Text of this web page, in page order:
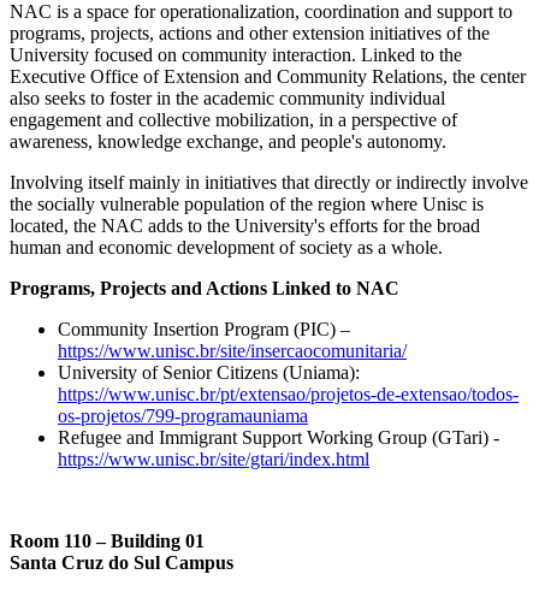
NAC is a space for operationalization, coordination and support to
programs, projects, actions and other extension initiatives of the
University focused on community interaction. Linked to the
Executive Office of Extension and Community Relations, the center
also seeks to foster in the academic community individual
engagement and collective mobilization, in a perspective of
awareness, knowledge exchange, and people's autonomy.
Involving itself mainly in initiatives that directly or indirectly involve
the socially vulnerable population of the region where Unisc is
located, the NAC adds to the University's efforts for the broad
human and economic development of society as a whole.
Programs, Projects and Actions Linked to NAC
Community Insertion Program (PIC) –
https://www.unisc.br/site/insercaocomunitaria/
University of Senior Citizens (Uniama):
https://www.unisc.br/pt/extensao/projetos-de-extensao/todos-
os-projetos/799-programauniama
Refugee and Immigrant Support Working Group (GTari) -
https://www.unisc.br/site/gtari/index.html
Room 110 – Building 01
Santa Cruz do Sul Campus